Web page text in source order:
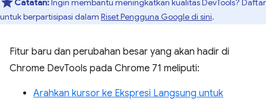
Catatan:Ingin membantu meningkatkan kualitas DevTools? Daftar
untuk berpartisipasi dalam Riset Pengguna Google di sini.
Fitur baru dan perubahan besar yang akan hadir di
Chrome DevTools pada Chrome 71 meliputi:
Arahkan kursor ke Ekspresi Langsung untuk